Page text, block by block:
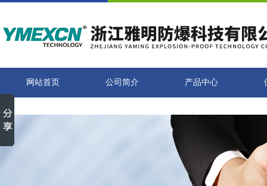
网站首页 公司简介 产品中心